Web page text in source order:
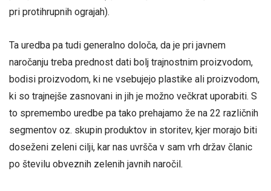
pri protihrupnih ograjah).
Ta uredba pa tudi generalno določa, da je pri javnem
naročanju treba prednost dati bolj trajnostnim proizvodom,
bodisi proizvodom, ki ne vsebujejo plastike ali proizvodom,
ki so trajnejše zasnovani in jih je možno večkrat uporabiti. S
to spremembo uredbe pa tako prehajamo že na 22 različnih
segmentov oz. skupin produktov in storitev, kjer morajo biti
doseženi zeleni cilji, kar nas uvršča v sam vrh držav članic
po številu obveznih zelenih javnih naročil.